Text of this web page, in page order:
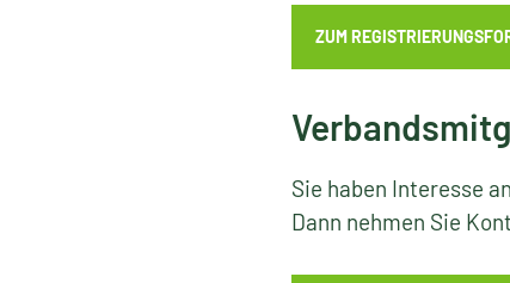
ZUM
Sie haben Interesse
Dann nehmen Sie